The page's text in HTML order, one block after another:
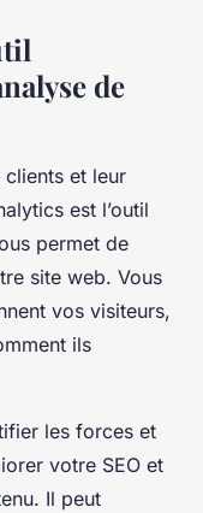
de
clients et leur
est l’outil
permet de
site web. Vous
vos visiteurs,
ils
les forces et
votre SEO et
Il peut